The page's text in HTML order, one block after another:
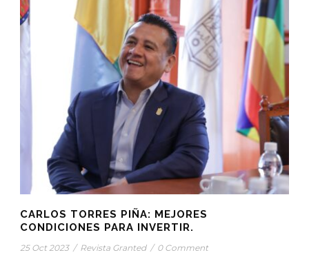
CARLOS TORRES PIÑA: MEJORES
CONDICIONES PARA INVERTIR.
25 Oct 2023 / Revista Granted / 0 Comment